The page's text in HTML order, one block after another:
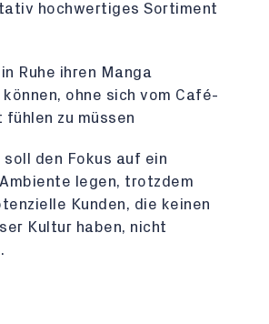
hochwertiges Sortiment
Ruhe ihren Manga
können, ohne sich vom Café-
zu müssen
den Fokus auf ein
legen, trotzdem
Kunden, die keinen
Kultur haben, nicht